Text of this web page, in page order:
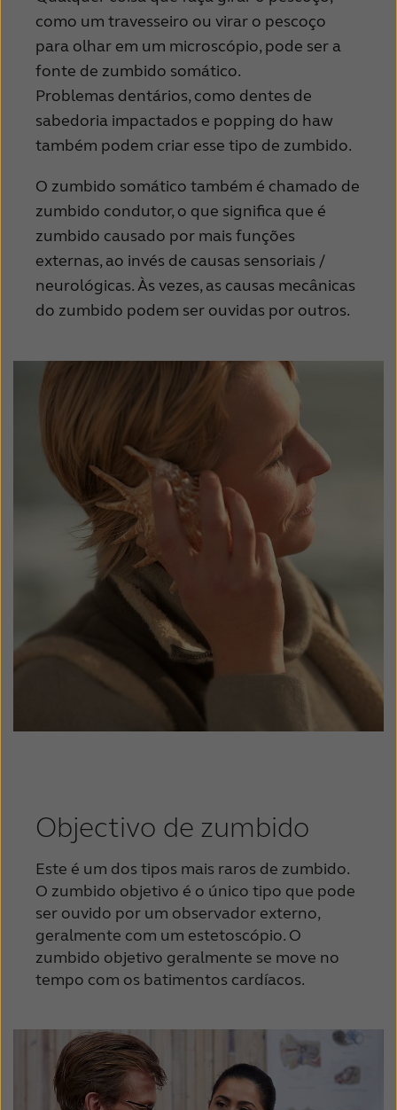
como um travesseiro ou virar o pescoço
para olhar em um microscópio, pode ser a
fonte de zumbido somático.
Problemas dentários, como dentes de
sabedoria impactados e popping do haw
também podem criar esse tipo de zumbido.
O zumbido somático também é chamado de
zumbido condutor, o que significa que é
zumbido causado por mais funções
externas, ao invés de causas sensoriais /
neurológicas. Às vezes, as causas mecânicas
do zumbido podem ser ouvidas por outros.
Objectivo de zumbido
Este é um dos tipos mais raros de zumbido.
O zumbido objetivo é o único tipo que pode
ser ouvido por um observador externo,
geralmente com um estetoscópio. O
zumbido objetivo geralmente se move no
tempo com os batimentos cardíacos.